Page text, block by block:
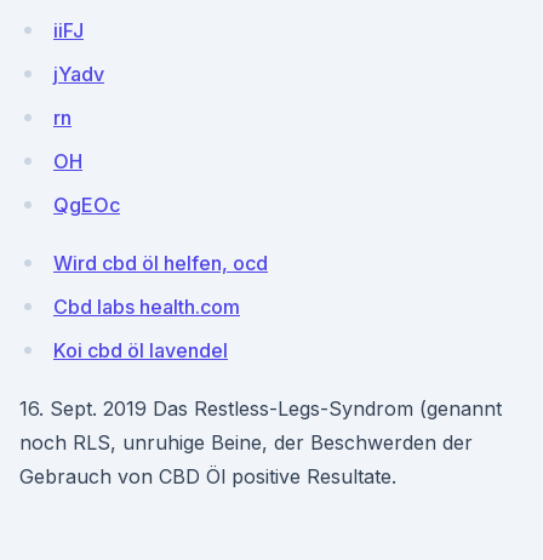
iiFJ
jYadv
rn
OH
QgEOc
Wird cbd öl helfen, ocd
Cbd labs health.com
Koi cbd öl lavendel
16. Sept. 2019 Das Restless-Legs-Syndrom (genannt
noch RLS, unruhige Beine, der Beschwerden der
Gebrauch von CBD Öl positive Resultate.